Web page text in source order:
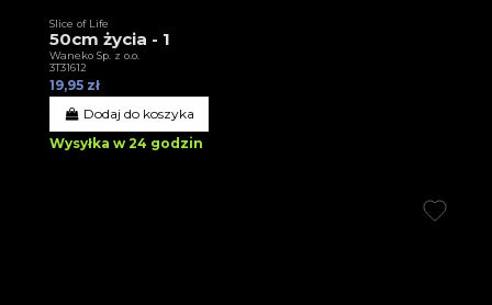
Slice of Life
50cm życia - 1
Waneko Sp. z o.o.
3T31612
19,95 zł
Dodaj do koszyka
Wysyłka w 24 godzin